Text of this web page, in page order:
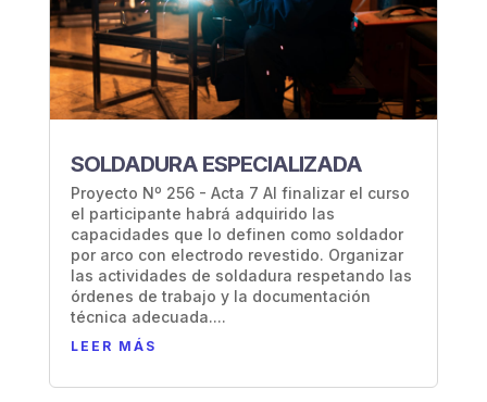
SOLDADURA ESPECIALIZADA
Proyecto Nº 256 - Acta 7 Al finalizar el curso
el participante habrá adquirido las
capacidades que lo definen como soldador
por arco con electrodo revestido. Organizar
las actividades de soldadura respetando las
órdenes de trabajo y la documentación
técnica adecuada....
LEER MÁS